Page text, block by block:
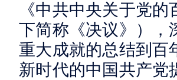
《中共中央关于党
下简称《决议》），
重大成就的总结到百
新时代的中国共产党